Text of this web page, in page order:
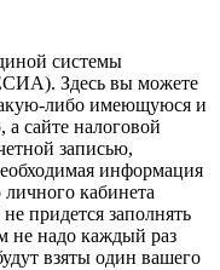
системы
Здесь вы можете
либо имеющуюся и
сайте налоговой
записью,
информация
личного кабинета
придется заполнять
не надо каждый раз
взяты один вашего